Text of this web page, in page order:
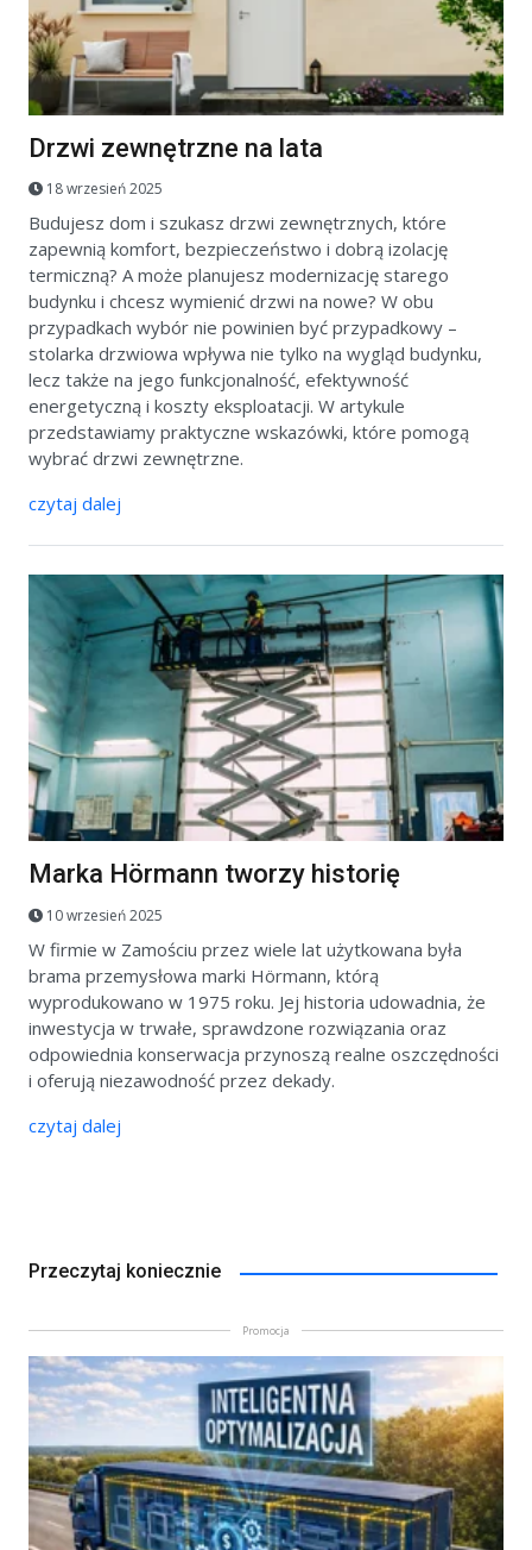
Drzwi zewnętrzne na lata
18 wrzesień 2025
Budujesz dom i szukasz drzwi zewnętrznych, które
zapewnią komfort, bezpieczeństwo i dobrą izolację
termiczną? A może planujesz modernizację starego
budynku i chcesz wymienić drzwi na nowe? W obu
przypadkach wybór nie powinien być przypadkowy –
stolarka drzwiowa wpływa nie tylko na wygląd budynku,
lecz także na jego funkcjonalność, efektywność
energetyczną i koszty eksploatacji. W artykule
przedstawiamy praktyczne wskazówki, które pomogą
wybrać drzwi zewnętrzne.
czytaj dalej
Marka Hörmann tworzy historię
10 wrzesień 2025
W firmie w Zamościu przez wiele lat użytkowana była
brama przemysłowa marki Hörmann, którą
wyprodukowano w 1975 roku. Jej historia udowadnia, że
inwestycja w trwałe, sprawdzone rozwiązania oraz
odpowiednia konserwacja przynoszą realne oszczędności
i oferują niezawodność przez dekady.
czytaj dalej
Przeczytaj koniecznie
Promocja